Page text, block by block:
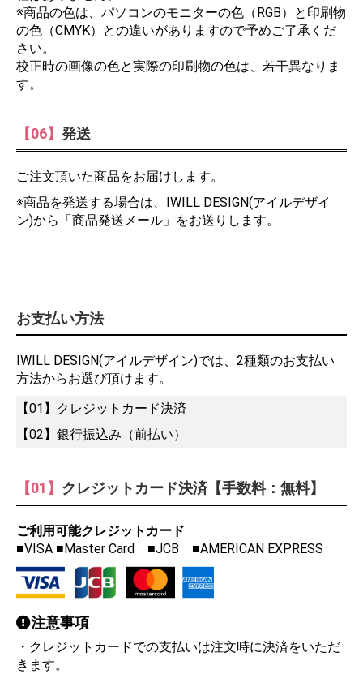
※商品の色は、パソコンのモニターの色（RGB）と印刷物
の色（CMYK）との違いがありますので予めご了承くだ
さい。
校正時の画像の色と実際の印刷物の色は、若干異なりま
す。
【06】 発送
ご注文頂いた商品をお届けします。
※商品を発送する場合は、IWILL DESIGN(アイルデザイ
ン)から「商品発送メール」をお送りします。
お支払い方法
IWILL DESIGN(アイルデザイン)では、2種類のお支払い
方法からお選び頂けます。
【01】クレジットカード決済
【02】銀行振込み（前払い）
【01】 クレジットカード決済【手数料：無料】
ご利用可能クレジットカード
■VISA ■Master Card ■JCB ■AMERICAN EXPRESS
注意事項
・クレジットカードでの支払いは注文時に決済をいただ
きます。